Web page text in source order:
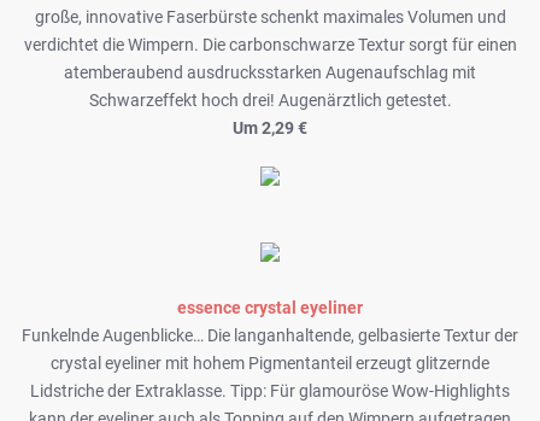
große, innovative Faserbürste schenkt maximales Volumen und
verdichtet die Wimpern. Die carbonschwarze Textur sorgt für einen
atemberaubend ausdrucksstarken Augenaufschlag mit
Schwarzeffekt hoch drei! Augenärztlich getestet.
Um 2,29 €
essence crystal eyeliner
Funkelnde Augenblicke… Die langanhaltende, gelbasierte Textur der
crystal eyeliner mit hohem Pigmentanteil erzeugt glitzernde
Lidstriche der Extraklasse. Tipp: Für glamouröse Wow-Highlights